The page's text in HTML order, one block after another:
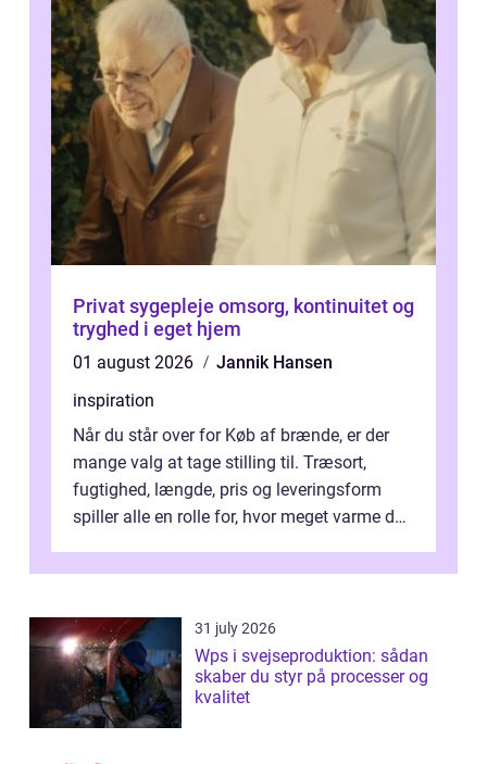
Privat sygepleje omsorg, kontinuitet og
tryghed i eget hjem
01 august 2026
Jannik Hansen
inspiration
Når du står over for Køb af brænde, er der
mange valg at tage stilling til. Træsort,
fugtighed, længde, pris og leveringsform
spiller alle en rolle for, hvor meget varme du
31 july 2026
Wps i svejseproduktion: sådan
skaber du styr på processer og
kvalitet